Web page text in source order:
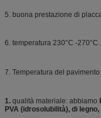
5. buona prestazione di
6. temperatura 230°C -
7. Temperatura del
1. qualità materiale: abbiamo
PVA (idrosolubilità), di